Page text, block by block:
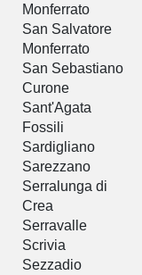
Monferrato
San Salvatore
Monferrato
San Sebastiano
Curone
Sant'Agata
Fossili
Sardigliano
Sarezzano
Serralunga di
Crea
Serravalle
Scrivia
Sezzadio